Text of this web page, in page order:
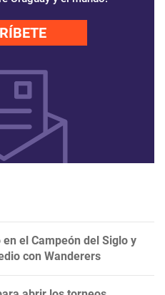
el Campeón del Siglo y
con Wanderers